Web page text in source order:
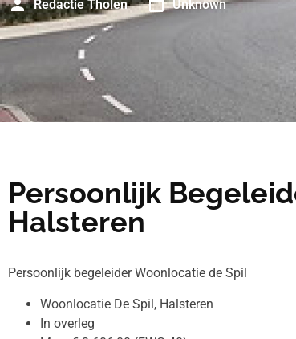
Redactie Tholen Unknown
Persoonlijk
Halsteren
Persoonlijk begeleider Woonlocatie de Spil
Woonlocatie De Spil, Halsteren
In overleg